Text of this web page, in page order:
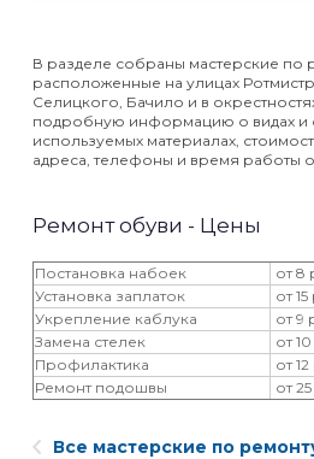
В разделе собраны мастерские по
расположенные на улицах
Селицкого, Бачило и в
подробную информацию о видах и
используемых материалах,
адреса, телефоны и время работы
Ремонт обуви - Цены
Постановка набоек
от 8
Установка заплаток
от
Укрепление каблука
от 9
Замена стелек
от
Профилактика
от
Ремонт подошвы
от
Все мастерские по